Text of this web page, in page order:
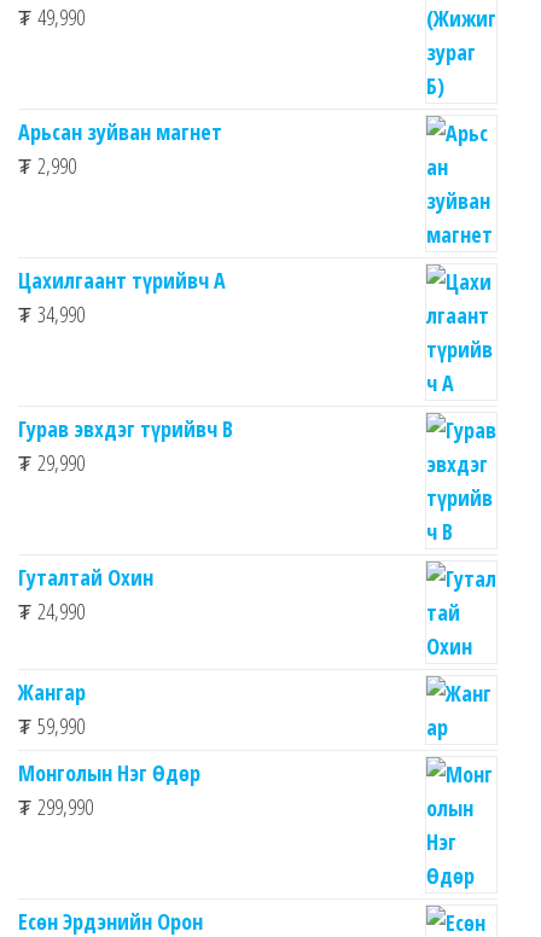
₮ 49,990
Арьсан зуйван магнет
₮ 2,990
Цахилгаант түрийвч А
₮ 34,990
Гурав эвхдэг түрийвч B
₮ 29,990
Гуталтай Охин
₮ 24,990
Жангар
₮ 59,990
Монголын Нэг Өдөр
₮ 299,990
Есөн Эрдэнийн Орон